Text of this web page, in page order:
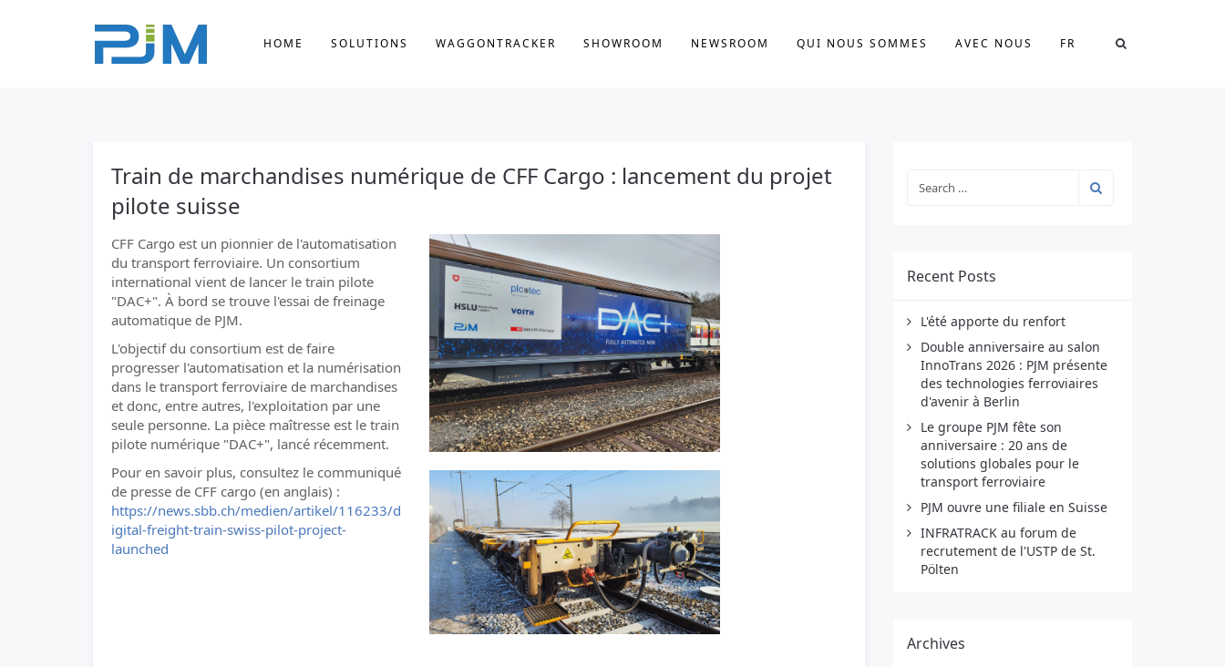
HOME SOLUTIONS WAGGONTRACKER SHOWROOM NEWSROOM QUI NOUS SOMMES AVEC NOUS FR
Train de marchandises numérique de CFF Cargo : lancement du projet
pilote suisse
CFF Cargo est un pionnier de l'automatisation
du transport ferroviaire. Un consortium
international vient de lancer le train pilote
"DAC+". À bord se trouve l'essai de freinage
automatique de PJM.
L'objectif du consortium est de faire
progresser l'automatisation et la numérisation
dans le transport ferroviaire de marchandises
et donc, entre autres, l'exploitation par une
seule personne. La pièce maîtresse est le train
pilote numérique "DAC+", lancé récemment.
Pour en savoir plus, consultez le communiqué
de presse de CFF cargo (en anglais) :
https://news.sbb.ch/medien/artikel/116233/d
igital-freight-train-swiss-pilot-project-
launched
Recent Posts
L'été apporte du renfort
Double anniversaire au salon
InnoTrans 2026 : PJM présente
des technologies ferroviaires
d'avenir à Berlin
Le groupe PJM fête son
anniversaire : 20 ans de
solutions globales pour le
transport ferroviaire
PJM ouvre une filiale en Suisse
INFRATRACK au forum de
recrutement de l'USTP de St.
Pölten
Archives